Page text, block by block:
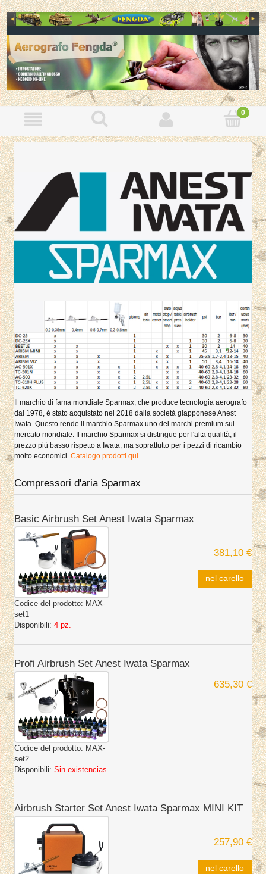
Il marchio di fama mondiale Sparmax, che produce tecnologia aerografo
dal 1978, è stato acquistato nel 2018 dalla società giapponese Anest
Iwata. Questo rende il marchio Sparmax uno dei marchi premium sul
mercato mondiale. Il marchio Sparmax si distingue per l'alta qualità, il
prezzo più basso rispetto a Iwata, ma soprattutto per i pezzi di ricambio
molto economici. Catalogo prodotti qui.
Compressori d'aria Sparmax
Basic Airbrush Set Anest Iwata Sparmax
Codice del prodotto: MAX-
set1
Disponibili: 4 pz.
381,10 €
nel carello
Profi Airbrush Set Anest Iwata Sparmax
Codice del prodotto: MAX-
set2
Disponibili: Sin existencias
635,30 €
Airbrush Starter Set Anest Iwata Sparmax MINI KIT
257,90 €
nel carello